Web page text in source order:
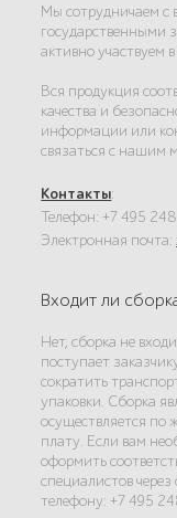
Мы сотрудничаем с
государственными
активно участвуем
Вся продукция
качества и
информации или
связаться с нашим
Контакты:
Телефон: +7 495
Электронная почта:
Входит ли
Нет, сборка не
поступает
сократить
упаковки. Сборка
осуществляется по
плату. Если вам
оформить
специалистов
телефону: +7 495